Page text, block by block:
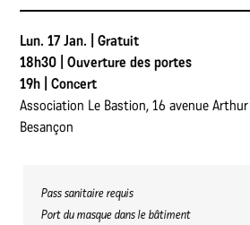
Lun. 17 Jan. | Gratuit
18h30 | Ouverture des portes
19h | Concert
Association Le Bastion, 16 avenue
Besançon
Pass sanitaire requis
Port du masque dans le bâtiment